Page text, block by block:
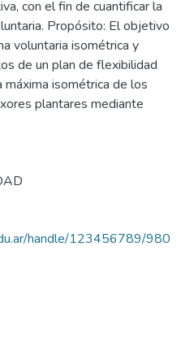
con el fin de cuantificar la
Propósito: El objetivo
voluntaria isométrica y
de un plan de flexibilidad
máxima isométrica de los
plantares mediante
handle/123456789/980